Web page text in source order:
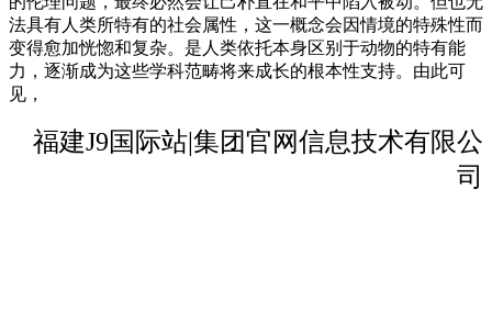
法具有人类所特有的社会属性，这一概念会因情境的特殊性而
变得愈加恍惚和复杂。是人类依托本身区别于动物的特有能
力，逐渐成为这些学科范畴将来成长的根本性支持。由此可
见，
福建J9国际站|集团官网信息技术有限公
司